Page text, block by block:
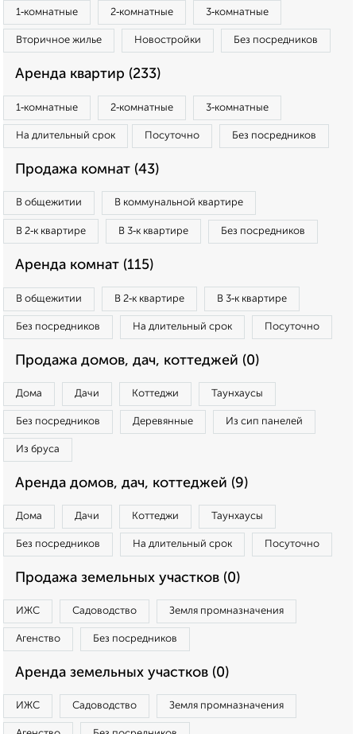
1‑комнатные 2‑комнатные 3‑комнатные
Вторичное жилье Новостройки Без посредников
Аренда квартир (233)
1‑комнатные 2‑комнатные 3‑комнатные
На длительный срок Посуточно Без посредников
Продажа комнат (43)
В общежитии В коммунальной квартире
В 2‑к квартире В 3‑к квартире Без посредников
Аренда комнат (115)
В общежитии В 2‑к квартире В 3‑к квартире
Без посредников На длительный срок Посуточно
Продажа домов, дач, коттеджей (0)
Дома Дачи Коттеджи Таунхаусы
Без посредников Деревянные Из сип панелей
Из бруса
Аренда домов, дач, коттеджей (9)
Дома Дачи Коттеджи Таунхаусы
Без посредников На длительный срок Посуточно
Продажа земельных участков (0)
ИЖС Садоводство Земля промназначения
Агенство Без посредников
Аренда земельных участков (0)
ИЖС Садоводство Земля промназначения